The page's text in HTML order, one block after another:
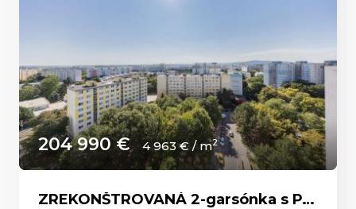
204 990 € 4 963 € / m2
ZREKONŠTROVANÁ 2-garsónka s PANORAMATICKÝM VÝHĽADOM a ELEKTRIČKOU priamo pred domom.